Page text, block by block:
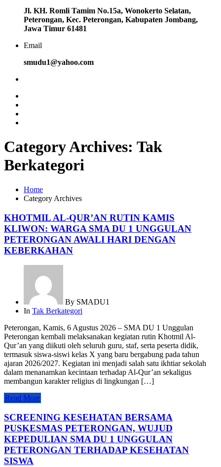
Jl. KH. Romli Tamim No.15a, Wonokerto Selatan,
Peterongan, Kec. Peterongan, Kabupaten Jombang,
Jawa Timur 61481
Email
smudu1@yahoo.com
Category Archives: Tak
Berkategori
Home
Category Archives
KHOTMIL AL-QUR’AN RUTIN KAMIS
KLIWON: WARGA SMA DU 1 UNGGULAN
PETERONGAN AWALI HARI DENGAN
KEBERKAHAN
By SMADU1
In Tak Berkategori
Peterongan, Kamis, 6 Agustus 2026 – SMA DU 1 Unggulan
Peterongan kembali melaksanakan kegiatan rutin Khotmil Al-
Qur’an yang diikuti oleh seluruh guru, staf, serta peserta didik,
termasuk siswa-siswi kelas X yang baru bergabung pada tahun
ajaran 2026/2027. Kegiatan ini menjadi salah satu ikhtiar sekolah
dalam menanamkan kecintaan terhadap Al-Qur’an sekaligus
membangun karakter religius di lingkungan […]
Read More
SCREENING KESEHATAN BERSAMA
PUSKESMAS PETERONGAN, WUJUD
KEPEDULIAN SMA DU 1 UNGGULAN
PETERONGAN TERHADAP KESEHATAN
SISWA